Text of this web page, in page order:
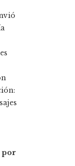
por